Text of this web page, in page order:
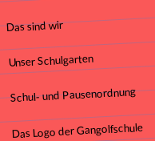
Das sind wir
Unser Schulgarten
Schul- und Pausenordnung
Das Logo der Gangolfschule